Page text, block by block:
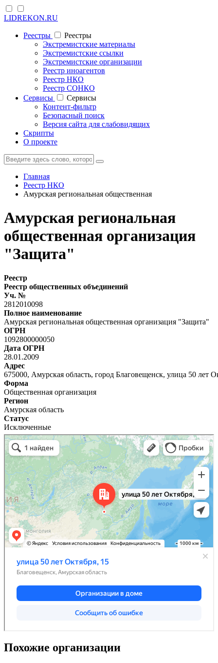
LIDREKON.RU
Реестры
Реестры
Экстремистские материалы
Экстремистские ссылки
Экстремистские организации
Реестр иноагентов
Реестр НКО
Реестр СОНКО
Cервисы
Cервисы
Контент-фильтр
Безопасный поиск
Версия сайта для слабовидящих
Скрипты
О проекте
Главная
Реестр НКО
Амурская региональная общественная
Амурская региональная
общественная организация
"Защита"
Реестр
Реестр общественных объединений
Уч. №
2812010098
Полное наименование
Амурская региональная общественная организация "Защита"
ОГРН
1092800000050
Дата ОГРН
28.01.2009
Адрес
675000, Амурская область, город Благовещенск, улица 50 лет
Форма
Общественная организация
Регион
Амурская область
Статус
Исключенные
Похожие организации